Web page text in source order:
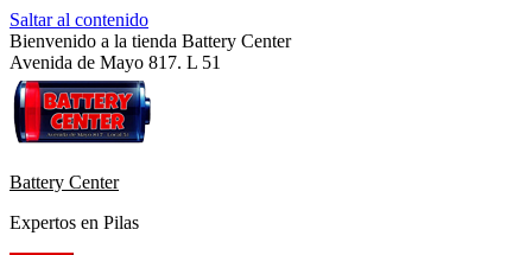
Saltar al contenido
Bienvenido a la tienda Battery Center
Avenida de Mayo 817. L 51
Battery Center
Expertos en Pilas